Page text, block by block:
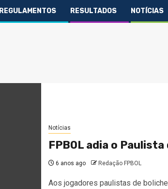
REGULAMENTOS RESULTADOS NOTÍCIAS
Notícias
FPBOL adia o
6 anos ago Redação FPBOL
Aos jogadores paulistas de